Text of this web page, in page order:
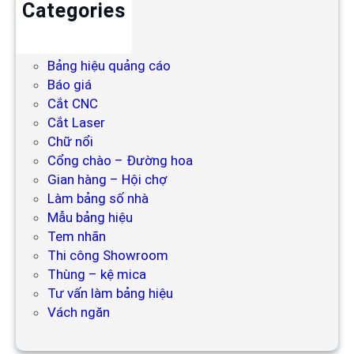
Categories
Bảng hiệu quảng cáo
Báo giá
Cắt CNC
Cắt Laser
Chữ nổi
Cổng chào – Đường hoa
Gian hàng – Hội chợ
Làm bảng số nhà
Mẫu bảng hiệu
Tem nhãn
Thi công Showroom
Thùng – kệ mica
Tư vấn làm bảng hiệu
Vách ngăn